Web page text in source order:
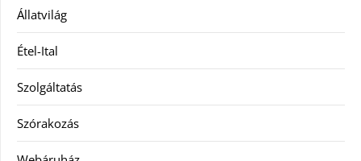
Állatvilág
Étel-Ital
Szolgáltatás
Szórakozás